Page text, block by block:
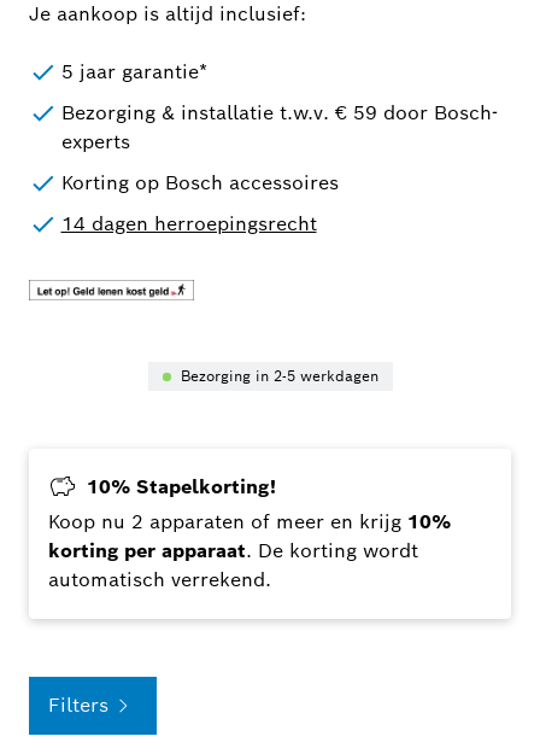
Je aankoop is altijd inclusief:
5 jaar garantie*
Bezorging & installatie t.w.v. € 59 door Bosch-
experts
Korting op Bosch accessoires
14 dagen herroepingsrecht
Bezorging in 2-5 werkdagen
10% Stapelkorting!
Koop nu 2 apparaten of meer en krijg 10%
korting per apparaat. De korting wordt
automatisch verrekend.
Filters